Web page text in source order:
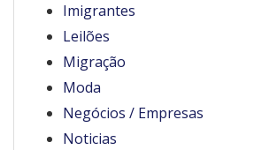
Imigrantes
Leilões
Migração
Moda
Negócios / Empresas
Noticias